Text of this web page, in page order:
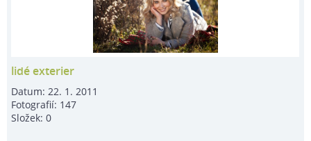
lidé exterier
Datum:22. 1. 2011
Fotografií: 147
Složek:0